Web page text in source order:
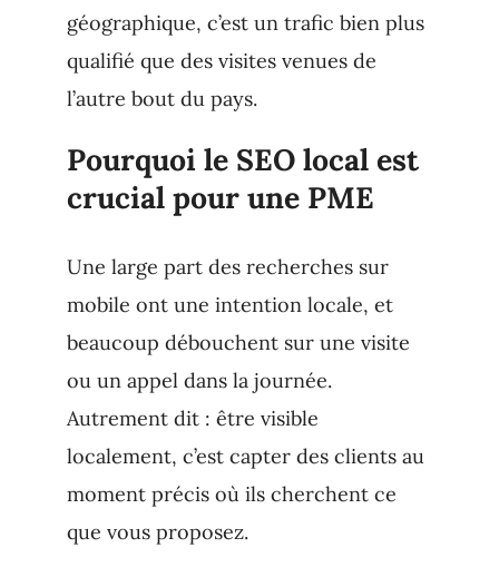
géographique, c’est un trafic bien plus
qualifié que des visites venues de
l’autre bout du pays.
Pourquoi le SEO local est
crucial pour une PME
Une large part des recherches sur
mobile ont une intention locale, et
beaucoup débouchent sur une visite
ou un appel dans la journée.
Autrement dit : être visible
localement, c’est capter des clients au
moment précis où ils cherchent ce
que vous proposez.